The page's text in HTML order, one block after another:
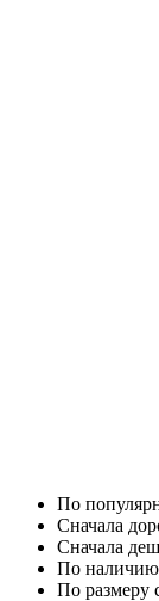
По
Cначала
Cначала
По наличию
По размеру